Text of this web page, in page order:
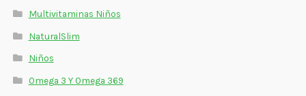
Multivitaminas Niños
NaturalSlim
Niños
Omega 3 Y Omega 369